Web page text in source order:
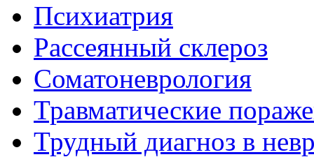
Психиатрия
Рассеянный склероз
Соматоневрология
Травматические
Трудный диагноз в